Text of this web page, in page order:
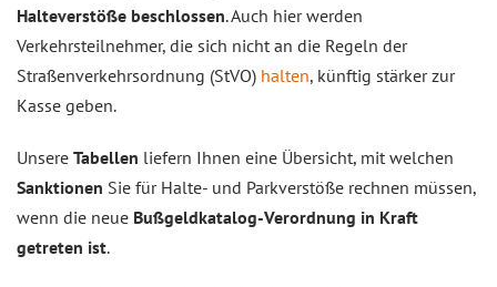
Halteverstöße beschlossen. Auch hier werden
Verkehrsteilnehmer, die sich nicht an die Regeln der
Straßenverkehrsordnung (StVO) halten, künftig stärker zur
Kasse geben.
Unsere Tabellen liefern Ihnen eine Übersicht, mit welchen
Sanktionen Sie für Halte- und Parkverstöße rechnen müssen,
wenn die neue Bußgeldkatalog-Verordnung in Kraft
getreten ist.